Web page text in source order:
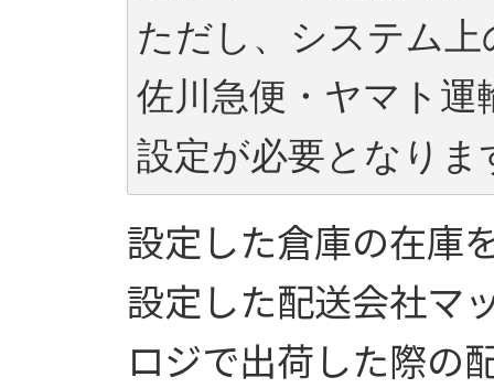
ただし、システム
佐川急便・ヤマト運
設定が必要となりま
設定した倉庫の在庫
設定した配送会社マ
ロジで出荷した際の